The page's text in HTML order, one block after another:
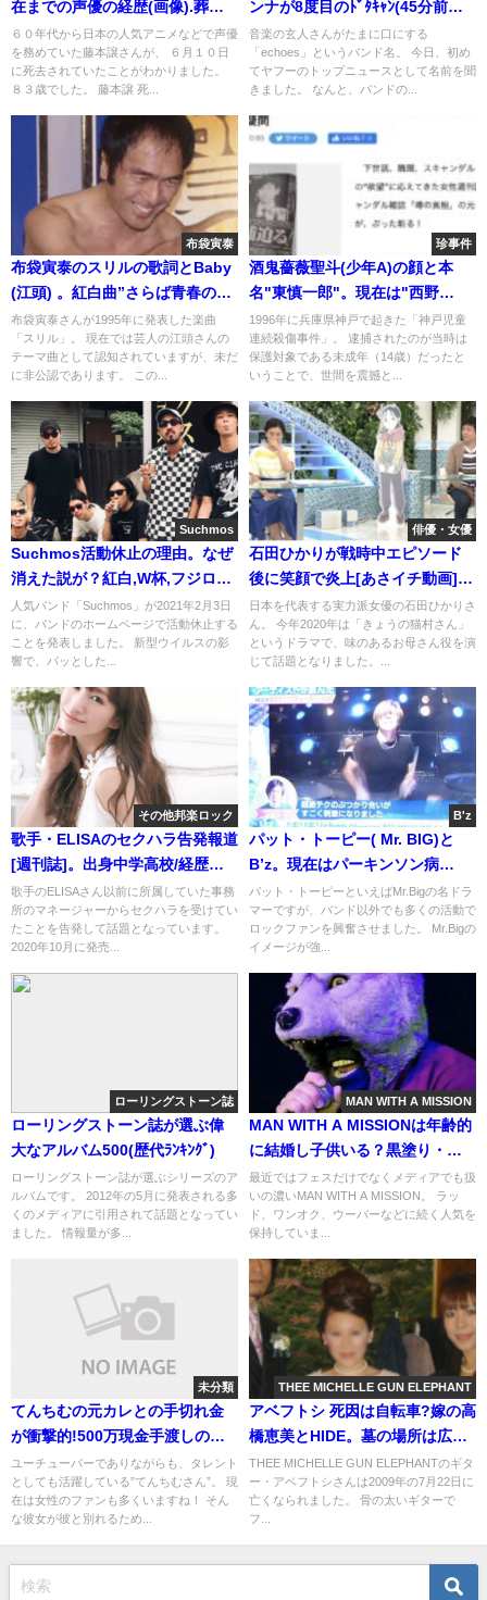
在までの声優の経歴(画像).葬
儀・告別式は？
６０年代から日本の人気アニメなどで声優
を務めていた藤本譲さんが、 ６月１０日
に死去されていたことがわかりました。
８３歳でした。 藤本譲 死...
ンナが8度目のﾄﾞﾀｷｬﾝ(45分前に)
画像
音楽の玄人さんがたまに口にする
「echoes」というバンド名。 今日、初め
てヤフーのトップニュースとして名前を聞
きました。 なんと、バンドの...
布袋寅泰
布袋寅泰のスリルの歌詞とBaby
(江頭) 。紅白曲”さらば青春の
光”と2021Liveｾﾄﾘ
布袋寅泰さんが1995年に発表した楽曲
「スリル」。 現在では芸人の江頭さんの
テーマ曲として認知されていますが、未だ
に非公認であります。 この...
珍事件
酒鬼薔薇聖斗(少年A)の顔と本
名"東慎一郎"。現在は"西野
真"から"木村"に改名？
1996年に兵庫県神戸で起きた「神戸児童
連続殺傷事件」。 逮捕されたのが当時は
保護対象である未成年（14歳）だったと
いうことで、世間を震撼と...
Suchmos
Suchmos活動休止の理由。なぜ
消えた説が？紅白,W杯,フジロッ
クと人気
人気バンド「Suchmos」が2021年2月3日
に、バンドのホームページで活動休止する
ことを発表しました。 新型ウイルスの影
響で、パッとした...
俳優・女優
石田ひかりが戦時中エピソード
後に笑顔で炎上[あさイチ動画]同
情する理由
日本を代表する実力派女優の石田ひかりさ
ん。 今年2020年は「きょうの猫村さん」
というドラマで、味のあるお母さん役を演
じて話題となりました。...
その他邦楽ロック
歌手・ELISAのセクハラ告発報道
[週刊誌]。出身中学高校/経歴や
代表作
歌手のELISAさん以前に所属していた事務
所のマネージャーからセクハラを受けてい
たことを告発して話題となっています。
2020年10月に発売...
B'z
パット・トーピー( Mr. BIG)と
B’z。現在はパーキンソン病
(2018年死去)画像
パット・トーピーといえばMr.Bigの名ドラ
マーですが、バンド以外でも多くの活動で
ロックファンを興奮させました。 Mr.Bigの
イメージが強...
ローリングストーン誌
ローリングストーン誌が選ぶ偉
大なアルバム500(歴代ﾗﾝｷﾝｸﾞ)
ローリングストーン誌が選ぶシリーズのア
ルバムです。 2012年の5月に発表される多
くのメディアに引用されて話題となってい
ました。 情報量が多...
MAN WITH A MISSION
MAN WITH A MISSIONは年齢的
に結婚し子供いる？黒塗り・本
名(画像)
最近ではフェスだけでなくメディアでも扱
いの濃いMAN WITH A MISSION。 ラッ
ド、ワンオク、ウーバーなどに続く人気を
保持していま...
未分類
てんちむの元カレとの手切れ金
が衝撃的!500万現金手渡しの真
相
ユーチューバーでありながらも、タレント
としても活躍している”てんちむさん”。 現
在は女性のファンも多くいますね！ そん
な彼女が彼と別れるため...
THEE MICHELLE GUN ELEPHANT
アベフトシ 死因は自転車?嫁の高
橋恵美とHIDE。墓の場所は広島/
江波
THEE MICHELLE GUN ELEPHANTのギタ
ー・アベフトシさんは2009年の7月22日に
亡くなられました。 骨の太いギターで
フ...